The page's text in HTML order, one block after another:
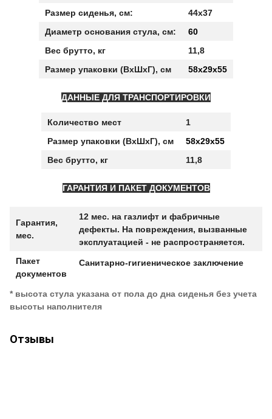
Размер сиденья, см:
44х37
Диаметр основания стула, см:
60
Вес брутто, кг
11,8
Размер упаковки (ВхШхГ), см
58х29х55
ДАННЫЕ ДЛЯ ТРАНСПОРТИРОВКИ
Количество мест
1
Размер упаковки (ВхШхГ), см
58х29х55
Вес брутто, кг
11,8
ГАРАНТИЯ И ПАКЕТ ДОКУМЕНТОВ
Гарантия,
мес.
12 мес. на газлифт и фабричные
дефекты. На повреждения, вызванные
эксплуатацией - не распространяется.
Пакет
документов
Санитарно-гигиеническое заключение
* высота стула указана от пола до дна сиденья без учета
высоты наполнителя
Отзывы